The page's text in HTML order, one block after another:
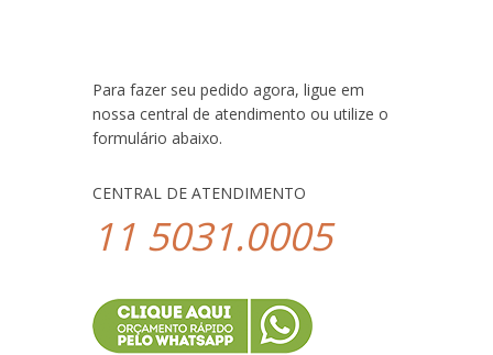
Para fazer seu pedido agora, ligue em
nossa central de atendimento ou utilize o
formulário abaixo.
CENTRAL DE ATENDIMENTO
11 5031.0005